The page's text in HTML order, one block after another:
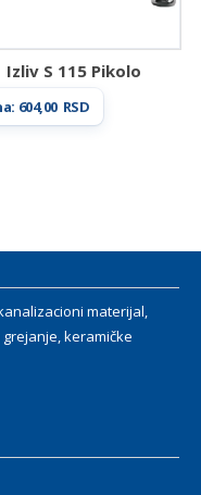
Izliv S 115 Pikolo
604,00 RSD
kanalizacioni materijal,
keramičke